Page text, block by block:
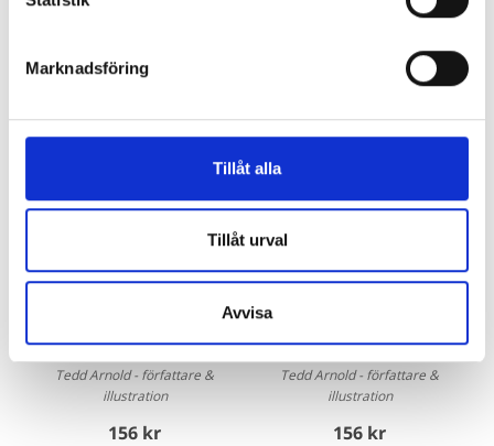
Marknadsföring
Tillåt alla
Tillåt urval
Avvisa
Franken-Flugo
Tedd Arnold - författare &
illustration
156 kr
Flugos häftiga tricks
Tedd Arnold - författare &
illustration
156 kr